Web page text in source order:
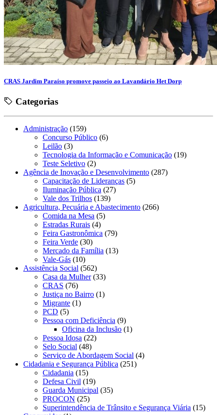
CRAS Jardim Paraíso promove passeio ao Lavandário Het Dorp
Categorias
Administração (159)
Concurso Público (6)
Leilão (3)
Tecnologia da Informação e Comunicação (19)
Teste Seletivo (2)
Agência de Inovação e Desenvolvimento (287)
Capacitação de Lideranças (5)
Iluminação Pública (27)
Vale dos Trilhos (139)
Agricultura, Pecuária e Abastecimento (266)
Comida na Mesa (5)
Estradas Rurais (4)
Feira Gastronômica (79)
Feira Verde (30)
Mercado da Família (13)
Vale-Gás (10)
Assistência Social (562)
Casa da Mulher(33)
CRAS (76)
Justiça no Bairro (1)
Migrante (1)
PCD (5)
Pessoa com Deficiência (9)
Oficina da Inclusão (1)
Pessoa Idosa (22)
Selo Social (48)
Serviço de Abordagem Social (4)
Cidadania e Segurança Pública (251)
Cidadania (15)
Defesa Civil (19)
Guarda Municipal (35)
PROCON (25)
Superintendência de Trânsito e Segurança Viária (15)